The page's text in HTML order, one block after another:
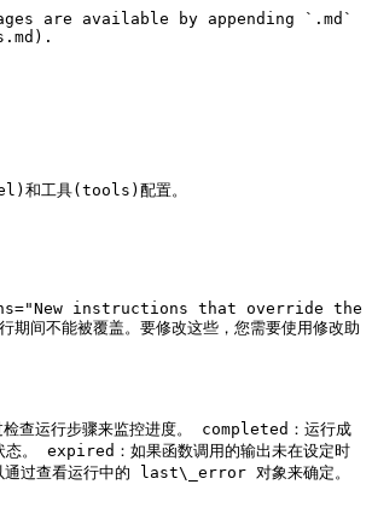
are available by appending `.md`
工具(tools)配置。
instructions that override the
覆盖。要修改这些，您需要使用修改助
查运行步骤来监控进度。 completed：运行成
态。 expired：如果函数调用的输出未在设定时
通过查看运行中的 last\_error 对象来确定。